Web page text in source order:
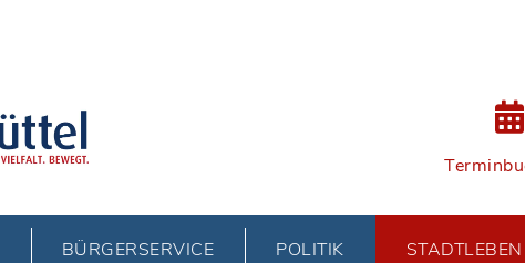
BÜRGERSERVICE POLITIK STADTLEBEN